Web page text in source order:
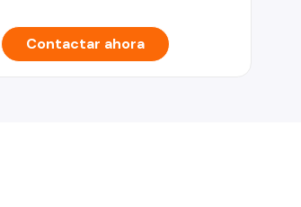
Contactar ahora